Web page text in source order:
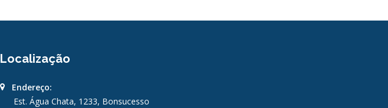
Localização
Endereço:
Est. Água Chata, 1233, Bonsucesso